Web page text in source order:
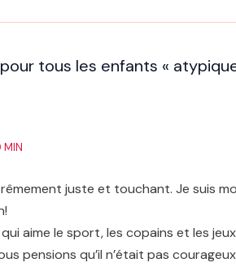
tous les enfants «
MIN
juste et touchant. Je suis
aime le sport, les copains et les
pensions qu’il n’était pas